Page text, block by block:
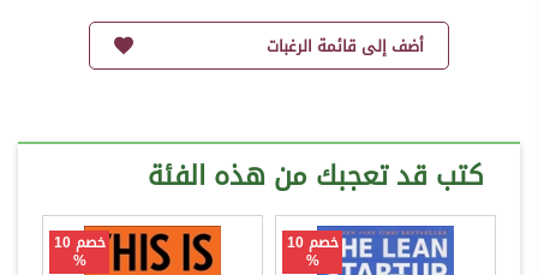
أضف إلى قائمة الرغبات
كتب قد تعجبك من هذه الفئة
خصم 10
%
خصم 10
%